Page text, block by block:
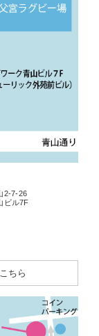
2-7-26
ビル7F
ちら